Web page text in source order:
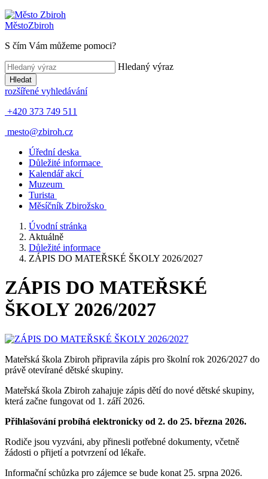
MěstoZbiroh
S čím Vám můžeme pomoci?
Hledaný výraz
Hledat
rozšířené vyhledávání
+420 373 749 511
mesto@zbiroh.cz
Úřední deska
Důležité informace
Kalendář akcí
Muzeum
Turista
Měsíčník Zbirožsko
Úvodní stránka
Aktuálně
Důležité informace
ZÁPIS DO MATEŘSKÉ ŠKOLY 2026/2027
ZÁPIS DO MATEŘSKÉ
ŠKOLY 2026/2027
Mateřská škola Zbiroh připravila zápis pro školní rok 2026/2027 do
právě otevírané dětské skupiny.
Mateřská škola Zbiroh zahajuje zápis dětí do nové dětské skupiny,
která začne fungovat od 1. září 2026.
Přihlašování probíhá elektronicky od 2. do 25. března 2026.
Rodiče jsou vyzváni, aby přinesli potřebné dokumenty, včetně
žádosti o přijetí a potvrzení od lékaře.
Informační schůzka pro zájemce se bude konat 25. srpna 2026.